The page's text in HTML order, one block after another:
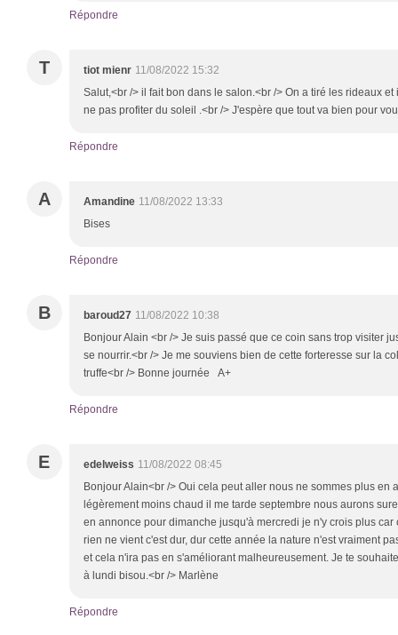
Répondre
T tiot mienr 11/08/2022 15:32
Salut,<br /> il fait bon dans le salon.<br /> On a tiré les rideaux
ne pas profiter du soleil .<br /> J'espère que tout va bien pour
Répondre
A Amandine 11/08/2022 13:33
Bises
Répondre
B baroud27 11/08/2022 10:38
Bonjour Alain <br /> Je suis passé que ce coin sans trop visiter
se nourrir.<br /> Je me souviens bien de cette forteresse sur la
truffe<br /> Bonne journée A+
Répondre
E edelweiss 11/08/2022 08:45
Bonjour Alain<br /> Oui cela peut aller nous ne sommes plus en
légèrement moins chaud il me tarde septembre nous aurons
en annonce pour dimanche jusqu'à mercredi je n'y crois plus
rien ne vient c'est dur, dur cette année la nature n'est vraiment
et cela n'ira pas en s'améliorant malheureusement. Je te
à lundi bisou.<br /> Marlène
Répondre